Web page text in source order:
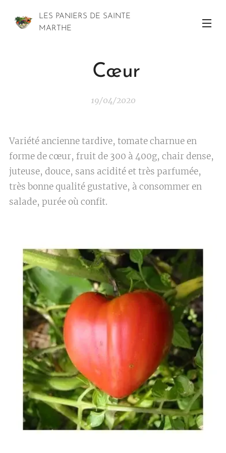
LES PANIERS DE SAINTE
MARTHE
Cœur
19/04/2020
Variété ancienne tardive, tomate charnue en
forme de cœur, fruit de 300 à 400g, chair dense,
juteuse, douce, sans acidité et très parfumée,
très bonne qualité gustative, à consommer en
salade, purée où confit.